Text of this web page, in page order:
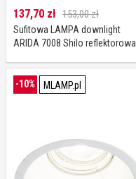
137,70 zł 153,00 zł
Sufitowa LAMPA downlight
ARIDA 7008 Shilo reflektorowa
-10% MLAMP.pl